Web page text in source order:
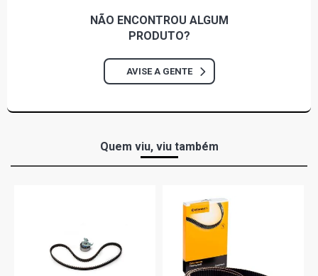
NÃO ENCONTROU ALGUM
PRODUTO?
AVISE A GENTE
Quem viu, viu também